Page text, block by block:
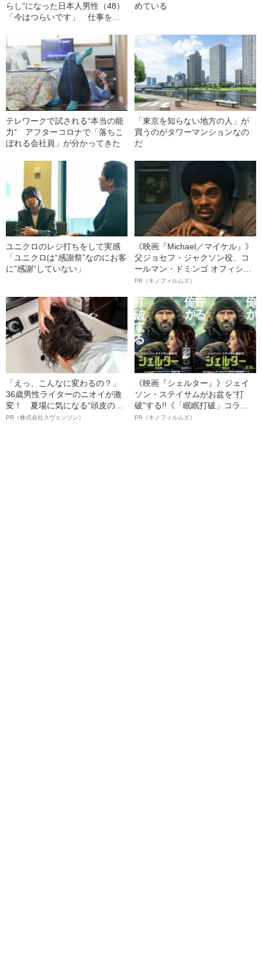
らし”になった日本人男性（48）
「今はつらいです」 仕事を求
めている
テレワークで試される“本当の能
力” アフターコロナで「落ちこ
ぼれる会社員」が分かってきた
「東京を知らない地方の人」が
買うのがタワーマンションなの
だ
ユニクロのレジ打ちをして実感
「ユニクロは“感謝祭”なのにお客
に”感謝”していない」
《映画『Michael／マイケル』》
父ジョセフ・ジャクソン役、コ
ールマン・ドミンゴ オフィシャ
ルインタビュー“観客を魅了した
語る”《日本興収70億円突破》
PR（キノフィルムズ）
「えっ、こんなに変わるの？」
36歳男性ライターのニオイが激
変！ 夏場に気になる“頭皮のニ
オイ”や“ベタつき”を解消す
PR（株式会社スヴェンソン）
《映画『シェルター』》ジェイ
ソン・ステイサムがお盆を“打
破”する!!《「眠眠打破」コラ
ボ》
PR（キノフィルムズ）